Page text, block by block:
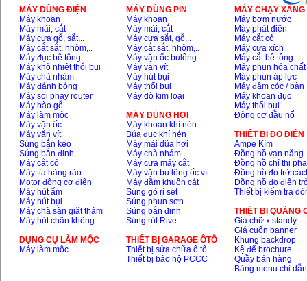
MÁY DÙNG ĐIỆN
Máy khoan
Máy mài, cắt
Máy cưa gỗ, sắt,..
Máy cắt sắt, nhôm,..
Máy đục bê tông
Máy khò nhiệt thổi bụi
Máy chà nhám
Máy đánh bóng
Máy soi phay router
Máy bào gỗ
Máy làm mộc
Máy vặn ốc
Máy vặn vít
Súng bắn keo
Súng bắn đinh
Máy cắt cỏ
Máy tỉa hàng rào
Motor động cơ điện
Máy hút ẩm
Máy hút bụi
Máy chà sàn giặt thảm
Máy hút chân không
DỤNG CỤ LÀM MỘC
Máy làm mộc
MÁY DÙNG PIN
Máy khoan
Máy mài, cắt
Máy cưa sắt, gỗ,..
Máy cắt sắt, nhôm,..
Máy vặn ốc bulông
Máy vặn vít
Máy hút bụi
Máy thổi bụi
Máy dò kim loại
MÁY DÙNG HƠI
Máy khoan khí nén
Búa đục khí nén
Máy mài dũa hơi
Máy chà nhám
Máy cưa máy cắt
Máy vặn bu lông ốc vít
Máy đầm khuôn cát
Súng gõ rỉ sét
Súng phun sơn
Súng bắn đinh
Súng rút Rive
THIÊT BỊ GARAGE ÔTÔ
Thiết bị sửa chữa ô tô
Thiết bị bảo hộ PCCC
MÁY CHẠY
Máy bơm nước
Máy phát điện
Máy cắt cỏ
Máy cưa xích
Máy cắt bê tông
Máy phun hóa chất
Máy phun áp lực
Máy đầm cóc / bàn
Máy khoan đục
Máy thổi bụi
Động cơ đầu nổ
THIÊT BỊ ĐO ĐIỆN
Ampe Kìm
Đồng hồ vạn năng
Đồng hồ chỉ thị pha
Đồng hồ đo trở
Đồng hồ đo điện
Thiết bị kiểm tra
THIỆT BỊ QUẢNG
Giá chữ x standy
Giá cuốn banner
Khung backdrop
Kệ để brochure
Quầy bán hàng
Bảng menu chỉ dẫn